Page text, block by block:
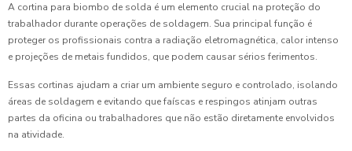
A cortina para biombo de solda é um elemento crucial na proteção do
trabalhador durante operações de soldagem. Sua principal função é
proteger os profissionais contra a radiação eletromagnética, calor intenso
e projeções de metais fundidos, que podem causar sérios ferimentos.
Essas cortinas ajudam a criar um ambiente seguro e controlado, isolando
áreas de soldagem e evitando que faíscas e respingos atinjam outras
partes da oficina ou trabalhadores que não estão diretamente envolvidos
na atividade.